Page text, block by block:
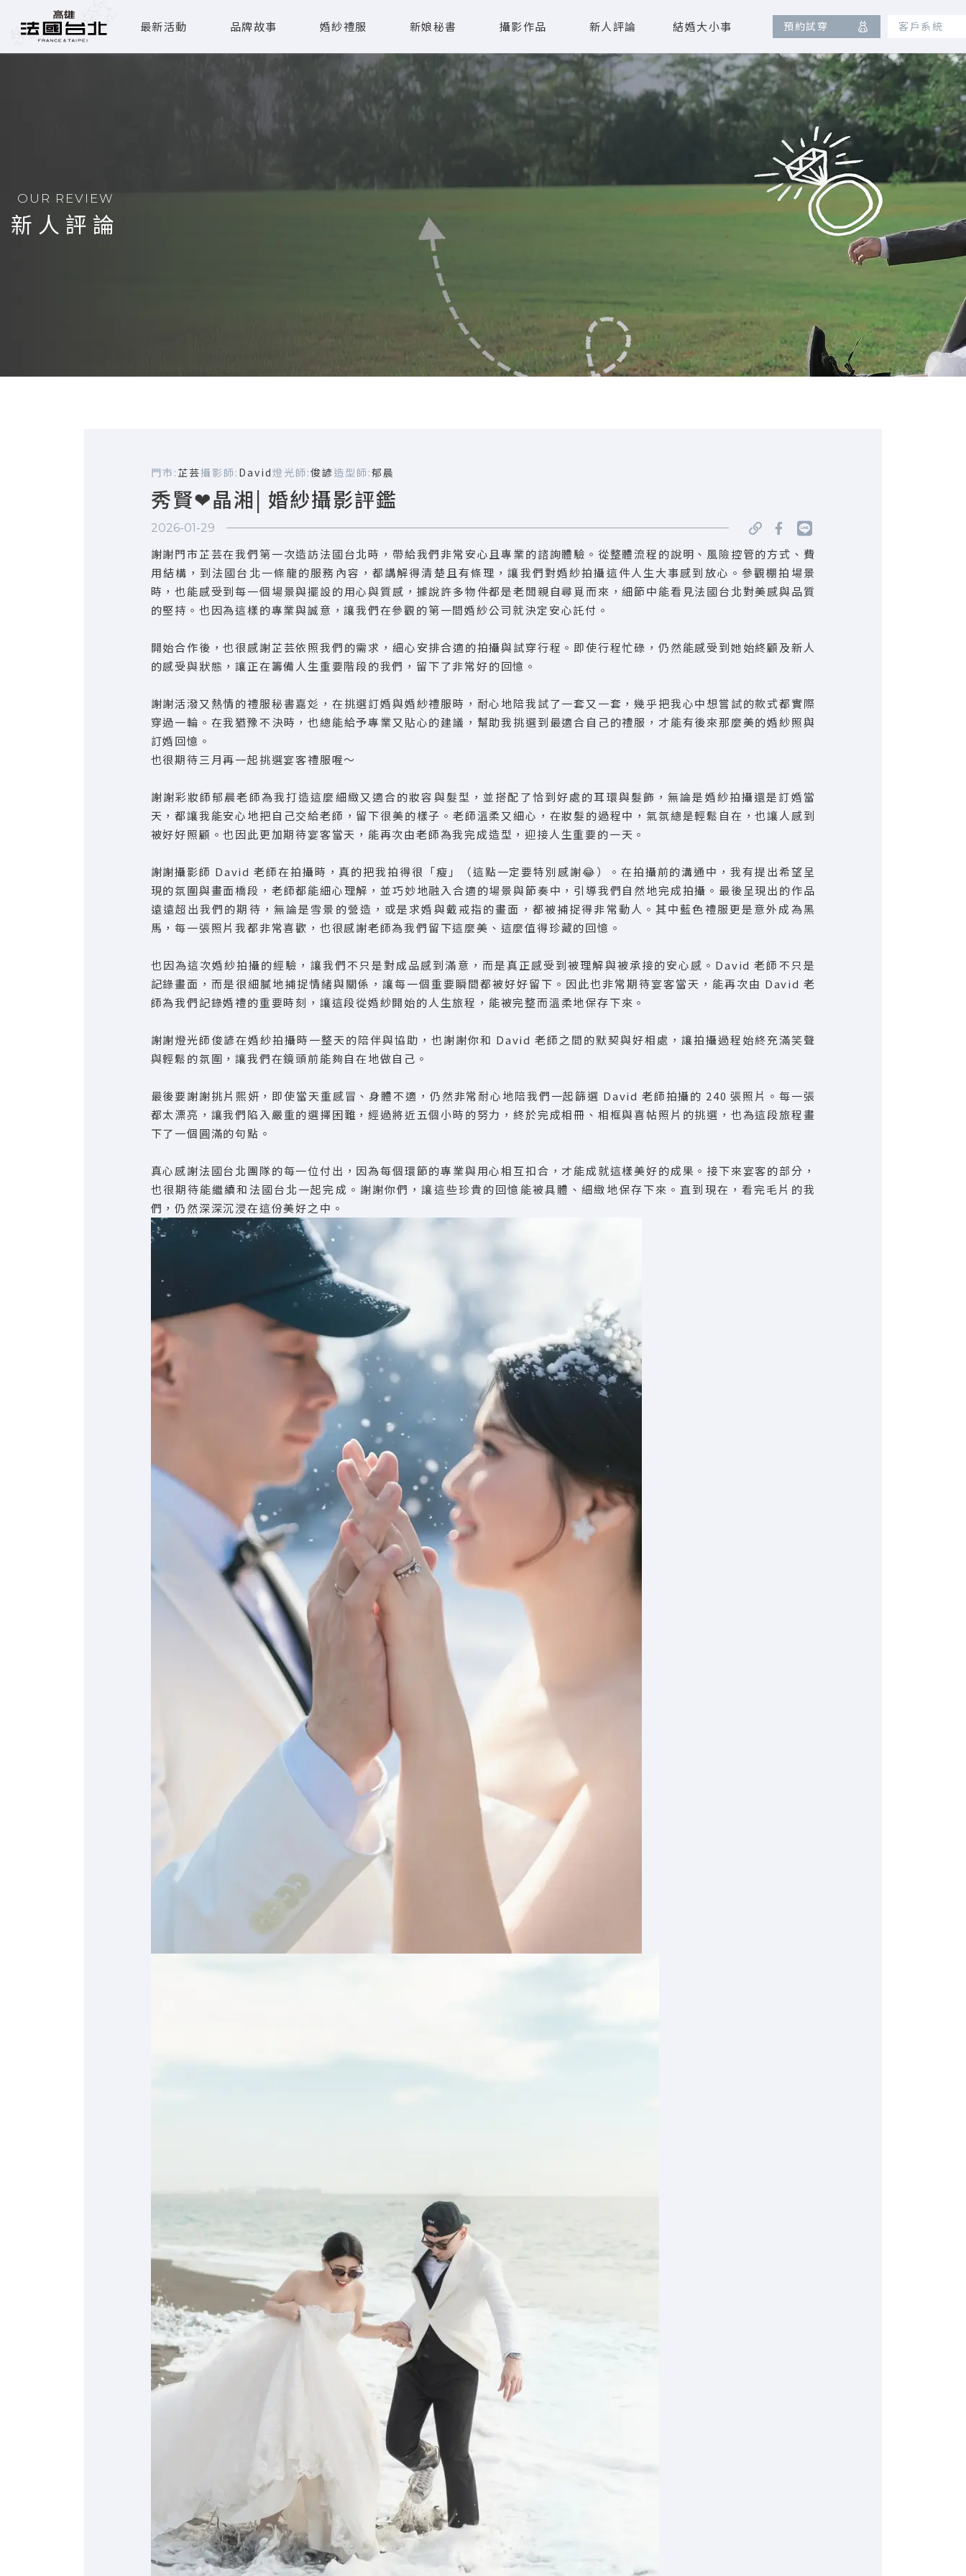
最新活動 品牌故事 婚紗禮服 新娘秘書 攝影作品 新人評論 結婚大小事 預約試穿 客戶系統
OUR REVIEW
新人評論
門市: 芷芸攝影師: David燈光師:俊諺造型師:郁晨
秀賢❤晶湘| 婚紗攝影評鑑
2026-01-29
謝謝門市芷芸在我們第一次造訪法國台北時，帶給我們非常安心且專業的諮詢體驗。從整體流程的說明、風險控管的方式、費
用結構，到法國台北一條龍的服務內容，都講解得清楚且有條理，讓我們對婚紗拍攝這件人生大事感到放心。參觀棚拍場景
時，也能感受到每一個場景與擺設的用心與質感，據說許多物件都是老闆親自尋覓而來，細節中能看見法國台北對美感與品質
的堅持。也因為這樣的專業與誠意，讓我們在參觀的第一間婚紗公司就決定安心託付。
開始合作後，也很感謝芷芸依照我們的需求，細心安排合適的拍攝與試穿行程。即使行程忙碌，仍然能感受到她始終顧及新人
的感受與狀態，讓正在籌備人生重要階段的我們，留下了非常好的回憶。
謝謝活潑又熱情的禮服秘書嘉彣，在挑選訂婚與婚紗禮服時，耐心地陪我試了一套又一套，幾乎把我心中想嘗試的款式都實際
穿過一輪。在我猶豫不決時，也總能給予專業又貼心的建議，幫助我挑選到最適合自己的禮服，才能有後來那麼美的婚紗照與
訂婚回憶。
也很期待三月再一起挑選宴客禮服喔～
謝謝彩妝師郁晨老師為我打造這麼細緻又適合的妝容與髮型，並搭配了恰到好處的耳環與髮飾，無論是婚紗拍攝還是訂婚當
天，都讓我能安心地把自己交給老師，留下很美的樣子。老師溫柔又細心，在妝髮的過程中，氣氛總是輕鬆自在，也讓人感到
被好好照顧。也因此更加期待宴客當天，能再次由老師為我完成造型，迎接人生重要的一天。
謝謝攝影師 David 老師在拍攝時，真的把我拍得很「瘦」（這點一定要特別感謝😂）。在拍攝前的溝通中，我有提出希望呈
現的氛圍與畫面橋段，老師都能細心理解，並巧妙地融入合適的場景與節奏中，引導我們自然地完成拍攝。最後呈現出的作品
遠遠超出我們的期待，無論是雪景的營造，或是求婚與戴戒指的畫面，都被捕捉得非常動人。其中藍色禮服更是意外成為黑
馬，每一張照片我都非常喜歡，也很感謝老師為我們留下這麼美、這麼值得珍藏的回憶。
也因為這次婚紗拍攝的經驗，讓我們不只是對成品感到滿意，而是真正感受到被理解與被承接的安心感。David 老師不只是
記錄畫面，而是很細膩地捕捉情緒與關係，讓每一個重要瞬間都被好好留下。因此也非常期待宴客當天，能再次由 David 老
師為我們記錄婚禮的重要時刻，讓這段從婚紗開始的人生旅程，能被完整而溫柔地保存下來。
謝謝燈光師俊諺在婚紗拍攝時一整天的陪伴與協助，也謝謝你和 David 老師之間的默契與好相處，讓拍攝過程始終充滿笑聲
與輕鬆的氛圍，讓我們在鏡頭前能夠自在地做自己。
最後要謝謝挑片熙妍，即使當天重感冒、身體不適，仍然非常耐心地陪我們一起篩選 David 老師拍攝的 240 張照片。每一張
都太漂亮，讓我們陷入嚴重的選擇困難，經過將近五個小時的努力，終於完成相冊、相框與喜帖照片的挑選，也為這段旅程畫
下了一個圓滿的句點。
真心感謝法國台北團隊的每一位付出，因為每個環節的專業與用心相互扣合，才能成就這樣美好的成果。接下來宴客的部分，
也很期待能繼續和法國台北一起完成。謝謝你們，讓這些珍貴的回憶能被具體、細緻地保存下來。直到現在，看完毛片的我
們，仍然深深沉浸在這份美好之中。